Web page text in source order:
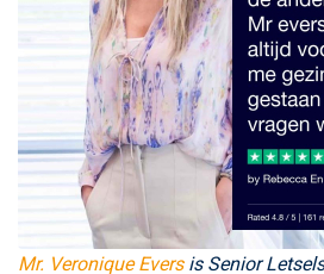
Mr. Veronique Eversis Senior